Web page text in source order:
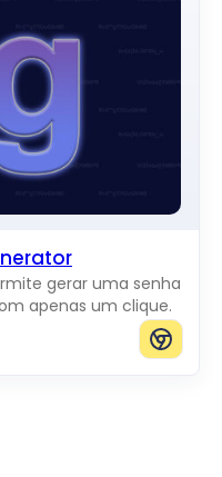
gerar uma senha
apenas um clique.